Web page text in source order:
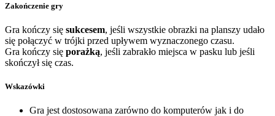
Zakończenie gry
Gra kończy się sukcesem, jeśli wszystkie obrazki na planszy udało
się połączyć w trójki przed upływem wyznaczonego czasu.
Gra kończy się porażką, jeśli zabrakło miejsca w pasku lub jeśli
skończył się czas.
Wskazówki
Gra jest dostosowana zarówno do komputerów jak i do